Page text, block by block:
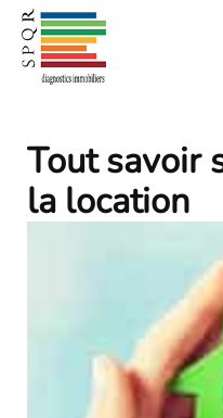
Tout savoir
la location